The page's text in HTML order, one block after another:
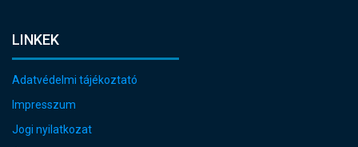
LINKEK
Adatvédelmi tájékoztató
Impresszum
Jogi nyilatkozat